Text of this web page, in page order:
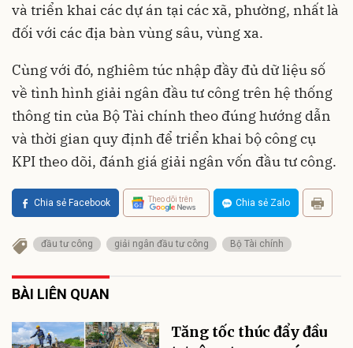
và triển khai các dự án tại các xã, phường, nhất là
đối với các địa bàn vùng sâu, vùng xa.
Cùng với đó, nghiêm túc nhập đầy đủ dữ liệu số
về tình hình giải ngân đầu tư công trên hệ thống
thông tin của Bộ Tài chính theo đúng hướng dẫn
và thời gian quy định để triển khai bộ công cụ
KPI theo dõi, đánh giá giải ngân vốn đầu tư công.
Chia sẻ Facebook Theo dõi trên Chia sẻ Zalo
đầu tư công giải ngân đầu tư công Bộ Tài chính
BÀI LIÊN QUAN
Tăng tốc thúc đẩy đầu